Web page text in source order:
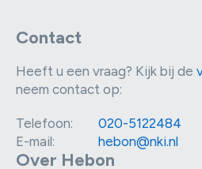
Contact
Heeft u een vraag? Kijk bij de
neem contact op:
Telefoon:
020-5122484
E-mail:
hebon@nki.nl
Over Hebon